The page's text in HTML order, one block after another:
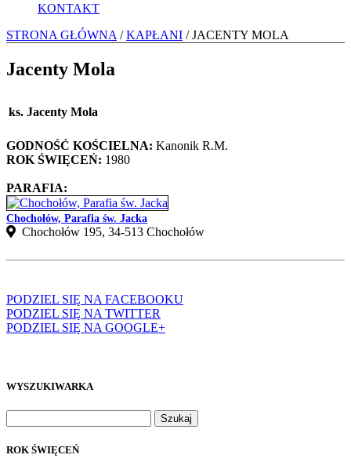
KONTAKT
STRONA GŁÓWNA /KAPŁANI / JACENTY MOLA
Jacenty Mola
ks. Jacenty Mola
GODNOŚĆ KOŚCIELNA: Kanonik R.M.
ROK ŚWIĘCEŃ: 1980
PARAFIA:
Chochołów, Parafia św. Jacka
Chochołów 195, 34-513 Chochołów
PODZIEL SIĘ NA FACEBOOKU
PODZIEL SIĘ NA TWITTER
PODZIEL SIĘ NA GOOGLE+
WYSZUKIWARKA
ROK ŚWIĘCEŃ